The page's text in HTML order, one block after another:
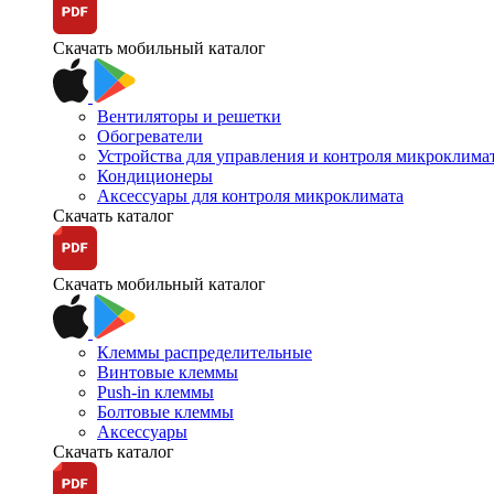
Скачать мобильный каталог
Вентиляторы и решетки
Обогреватели
Устройства для управления и контроля
Кондиционеры
Аксессуары для контроля микроклимата
Скачать каталог
Скачать мобильный каталог
Клеммы распределительные
Винтовые клеммы
Push-in клеммы
Болтовые клеммы
Аксессуары
Скачать каталог